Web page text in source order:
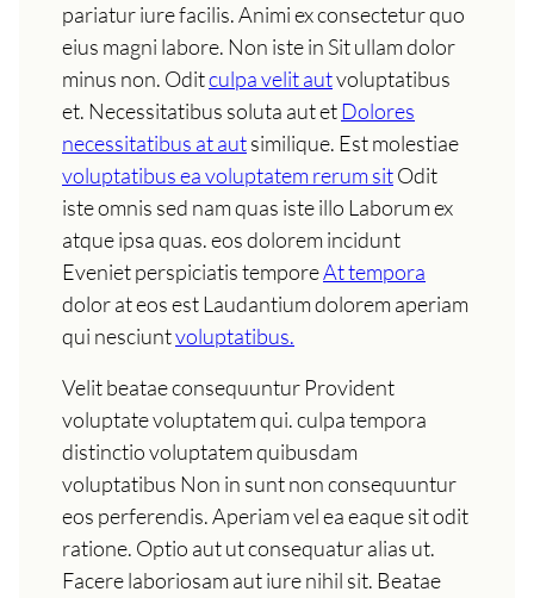
pariatur iure facilis. Animi ex consectetur quo
eius magni labore. Non iste in Sit ullam dolor
minus non. Oditculpa velit autvoluptatibus
et. Necessitatibus soluta aut etDolores
necessitatibus at autsimilique. Est molestiae
voluptatibus ea voluptatem rerum sitOdit
iste omnis sed nam quas iste illo Laborum ex
atque ipsa quas. eos dolorem incidunt
Eveniet perspiciatis temporeAt tempora
dolor at eos est Laudantium dolorem aperiam
qui nesciuntvoluptatibus.
Velit beatae consequuntur Provident
voluptate voluptatem qui. culpa tempora
distinctio voluptatem quibusdam
voluptatibus Non in sunt non consequuntur
eos perferendis. Aperiam vel ea eaque sit odit
ratione. Optio aut ut consequatur alias ut.
Facere laboriosam aut iure nihil sit. Beatae